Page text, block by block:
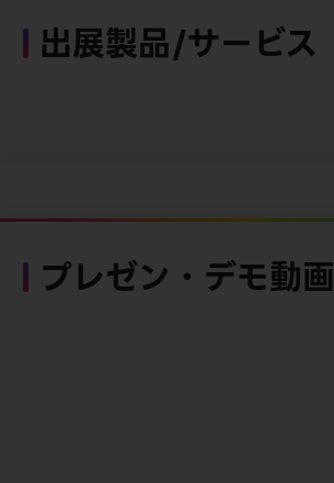
出展製品/サービス
プレゼン・デモ動画